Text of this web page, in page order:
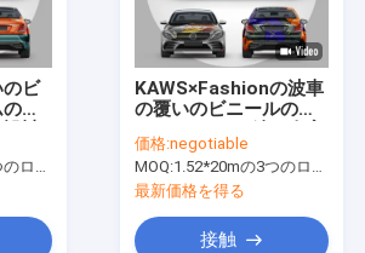
ビ
黒
ク
、
KAWS×Fashionの波車
の覆いのビニールのフ
全な車のビニールの覆
い
価格:negotiable
MOQ:1.52*20mの3つのロールを意味する1.52*60m、
最新価格を得る
接触